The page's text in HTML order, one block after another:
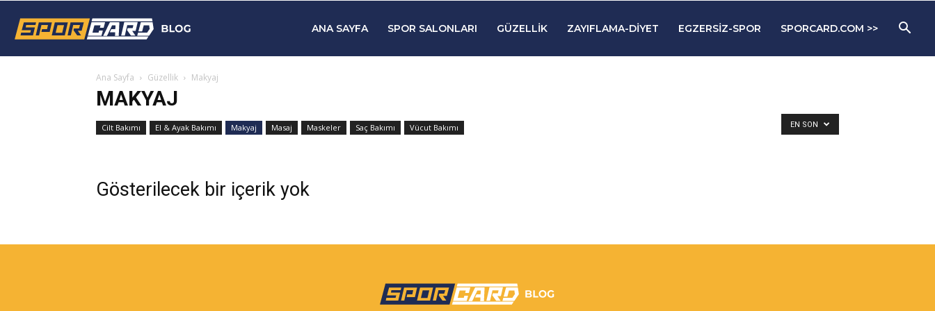
Blog
ANA SAYFA SPOR SALONLARI GÜZELLIK ZAYIFLAMA-DIYET EGZERSIZ-SPOR SPORCARD.COM >>
Ana Sayfa Güzellik Makyaj
MAKYAJ
Cilt Bakımı El & Ayak Bakımı Makyaj Masaj Maskeler Saç Bakımı Vücut Bakımı EN SON
Gösterilecek bir içerik yok